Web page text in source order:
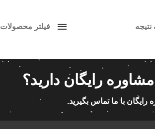
فقط موجود در انبار
فیلتر محصولات
مشاوره رایگان دارید؟
با ما تماس بگیرید.